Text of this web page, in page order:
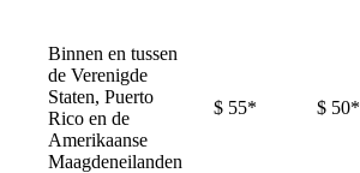
Binnen en tussen
de Verenigde
Staten, Puerto
Rico en de
Amerikaanse
Maagdeneilanden
$ 55* $ 50*